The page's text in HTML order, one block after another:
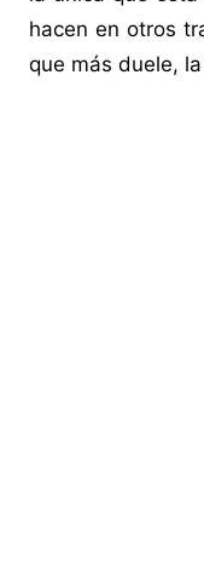
hacen en otros
que más duele,